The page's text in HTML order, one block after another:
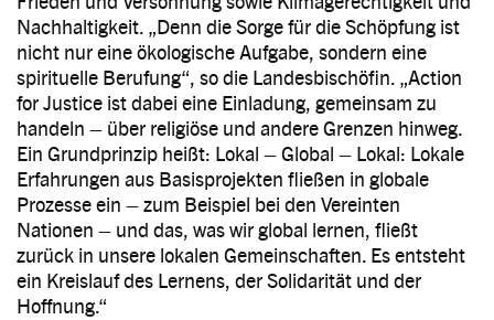
Nachhaltigkeit. „Denn die Sorge für die Schöpfung ist
nicht nur eine ökologische Aufgabe, sondern eine
spirituelle Berufung“, so die Landesbischöfin. „Action
for Justice ist dabei eine Einladung, gemeinsam zu
handeln – über religiöse und andere Grenzen hinweg.
Ein Grundprinzip heißt: Lokal – Global – Lokal: Lokale
Erfahrungen aus Basisprojekten fließen in globale
Prozesse ein – zum Beispiel bei den Vereinten
Nationen – und das, was wir global lernen, fließt
zurück in unsere lokalen Gemeinschaften. Es entsteht
ein Kreislauf des Lernens, der Solidarität und der
Hoffnung.“